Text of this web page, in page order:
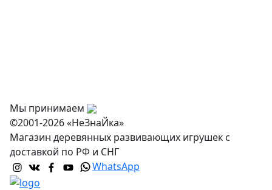
Мы принимаем
©2001-2026 «НеЗнаЙка»
Магазин деревянных развивающих игрушек с
доставкой по РФ и СНГ
WhatsApp